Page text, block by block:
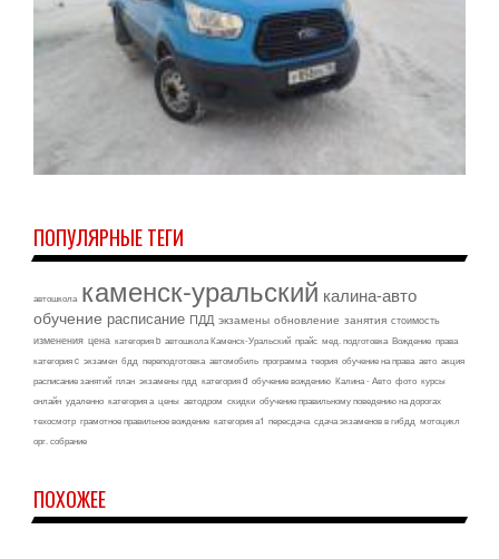
ПОПУЛЯРНЫЕ ТЕГИ
автошкола каменск-уральский калина-авто
обучение расписание ПДД экзамены обновление занятия стоимость
изменения цена категория b автошкола Каменск-Уральский прайс мед. подготовка Вождение права
категория c экзамен бдд переподготовка автомобиль программа теория обучение на права авто акция
расписание занятий план экзамены пдд категория d обучение вождению Калина - Авто фото курсы
онлайн удаленно категория а цены автодром скидки обучение правильному поведению на дорогах
техосмотр грамотное правильное вождение категория а1 пересдача сдача экзаменов в гибдд мотоцикл
орг. собрание
ПОХОЖЕЕ